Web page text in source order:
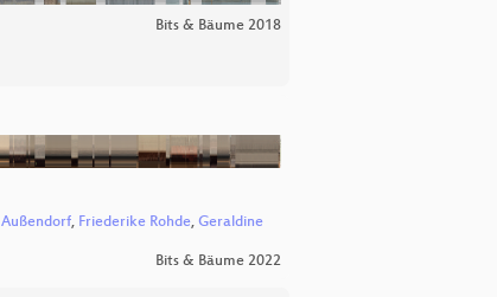
Bits & Bäume 2018
, Friederike Rohde, Geraldine
Bits & Bäume 2022